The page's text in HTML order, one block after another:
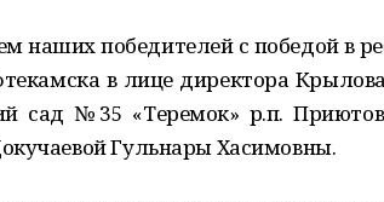
наших победителей с победой в
в лице директора
сад №35 «Теремок» р.п.
Гульнары Хасимовны.